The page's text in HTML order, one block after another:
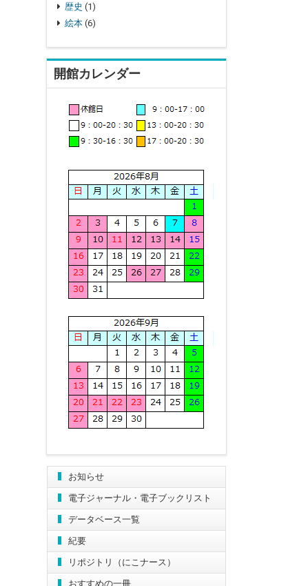
歴史 (1)
絵本 (6)
開館カレンダー
お知らせ
電子ジャーナル・電子ブックリスト
データベース一覧
紀要
リポジトリ（にこナース）
おすすめの一冊